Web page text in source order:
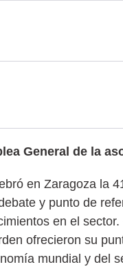
General de la
en Zaragoza la
y punto de
en el
ofrecieron su
mundial y del